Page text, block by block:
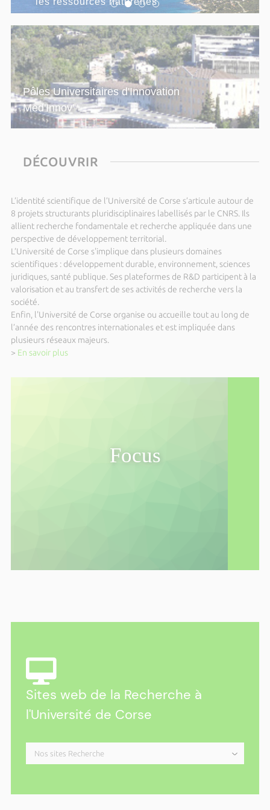
Parc Galea - Entretien public avec
Alexandra W. Albertini
Du dimanche 13 septembre 2026 au samedi 19
septembre 2026
Hot Topics in Modern Cosmology - SW18
Du lundi 14 septembre 2026 au vendredi 18
septembre 2026
2026-T3 Operator Algebras:
Approximation, Rigidity and Dynamics
Parc Galea – Entretien public avec
Dimanche 27 septembre 2026 de 14h00 à 15h00
Parc Galea - Entretien public avec
Patrice Terramorsi
Du dimanche 27 septembre 2026 au samedi 03
octobre 2026
CohereX 2026 School - Science with
coherent x-rays at synchrotrons and
Dimanche 04 octobre 2026 de 14h00 à 15h00
Parc Galea - Entretien public avec
Danièle Bernus Raffaelli
Du jeudi 08 octobre 2026 au vendredi 09 octobre
Di Meglio
Pôles Universitaires d'Innovation
Med'Innov'
DÉCOUVRIR
L’identité scientifique de l’Université de Corse s’articule autour de
8 projets structurants pluridisciplinaires labellisés par le CNRS. Ils
allient recherche fondamentale et recherche appliquée dans une
perspective de développement territorial.
L’Université de Corse s'implique dans plusieurs domaines
scientifiques : développement durable, environnement, sciences
juridiques, santé publique. Ses plateformes de R&D participent à la
valorisation et au transfert de ses activités de recherche vers la
société.
Enfin, l'Université de Corse organise ou accueille tout au long de
l’année des rencontres internationales et est impliquée dans
plusieurs réseaux majeurs.
> En savoir plus
Focus
Sites web de la Recherche à
l'Université de Corse